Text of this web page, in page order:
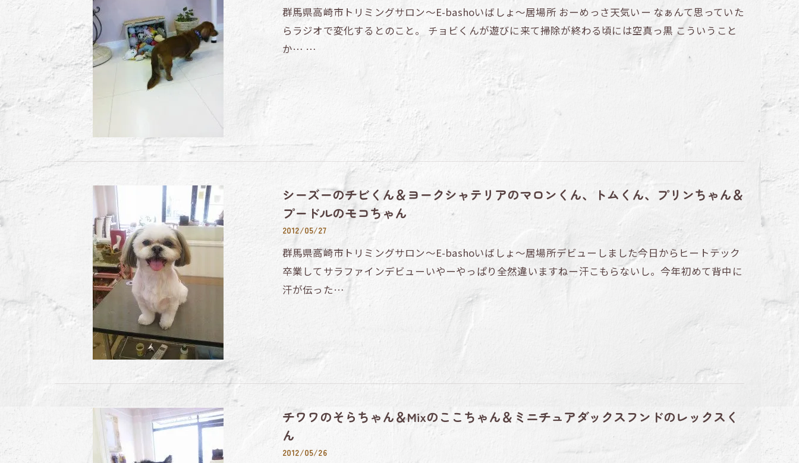
群馬県高崎市トリミングサロン～E-bashoいばしょ～居場所 おーめっさ天気いー なぁんて思っていた
らラジオで変化するとのこと。 チョビくんが遊びに来て掃除が終わる頃には空真っ黒 こういうこと
か… …
シーズーのチビくん＆ヨークシャテリアのマロンくん、トムくん、プリンちゃん＆
プードルのモコちゃん
2012/05/27
群馬県高崎市トリミングサロン～E-bashoいばしょ～居場所デビューしました今日からヒートテック
卒業してサラファインデビューいやーやっぱり全然違いますねー汗こもらないし。今年初めて背中に
汗が伝った…
チワワのそらちゃん＆Mixのここちゃん＆ミニチュアダックスフンドのレックスく
ん
2012/05/26